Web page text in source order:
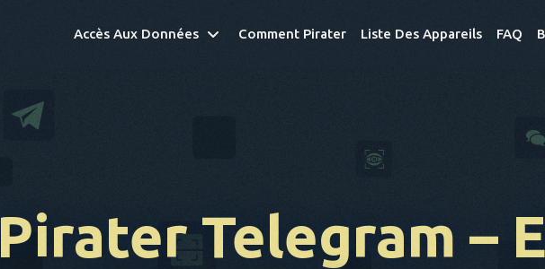
Accès Aux Données Comment Pirater Liste Des Appareils FAQ
Pirater Telegram –